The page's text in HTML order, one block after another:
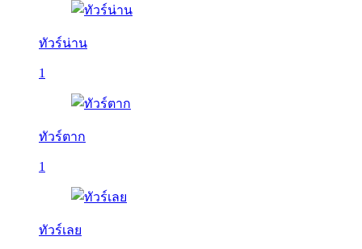
ทัวร์น่าน
1
ทัวร์ตาก
1
ทัวร์เลย